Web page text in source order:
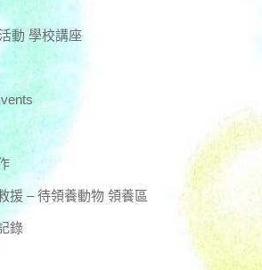
動 學校講座
援 – 待領養動物 領養區
錄